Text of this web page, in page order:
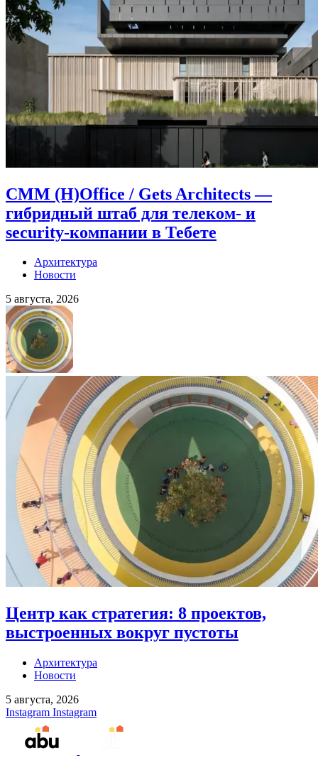
CMM (H)Office / Gets Architects —
гибридный штаб для телеком- и
security-компании в Тебете
Архитектура
Новости
5 августа, 2026
Центр как стратегия: 8 проектов,
выстроенных вокруг пустоты
Архитектура
Новости
5 августа, 2026
Instagram Instagram